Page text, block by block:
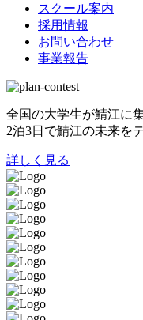
スクール案内
採用情報
お問い合わせ
事業報告
全国の大学生が鯖江に
2泊3日で鯖江の未来を
詳しく見る